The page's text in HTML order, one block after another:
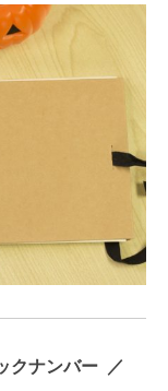
クナンバー ／